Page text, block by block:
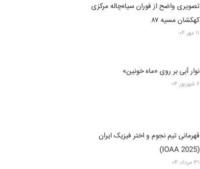
تصویری واضح از فوران سیاه‌چاله مرکزی
کهکشان مسیه ۸۷
۱۱ مهر ۰۴
نوار آبی بر روی «ماه خونین»
۶ شهریور ۰۴
قهرمانی تیم نجوم و اختر فیزیک ایران
(2025 IOAA)
۳۱ مرداد ۰۴